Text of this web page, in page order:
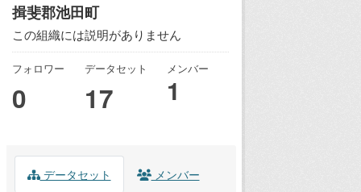
揖斐郡池田町
この組織には説明がありません
フォロワー
0
データセット
17
メンバー
1
データセット メンバー